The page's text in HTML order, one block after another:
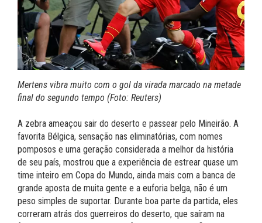
Mertens vibra muito com o gol da virada marcado na metade
final do segundo tempo (Foto: Reuters)
A zebra ameaçou sair do deserto e passear pelo Mineirão. A
favorita Bélgica, sensação nas eliminatórias, com nomes
pomposos e uma geração considerada a melhor da história
de seu país, mostrou que a experiência de estrear quase um
time inteiro em Copa do Mundo, ainda mais com a banca de
grande aposta de muita gente e a euforia belga, não é um
peso simples de suportar. Durante boa parte da partida, eles
correram atrás dos guerreiros do deserto, que saíram na